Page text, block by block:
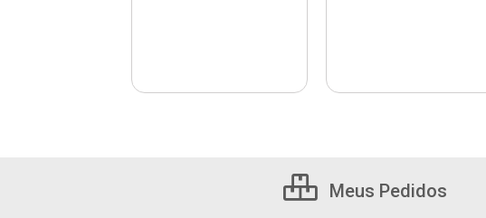
Meus Pedidos